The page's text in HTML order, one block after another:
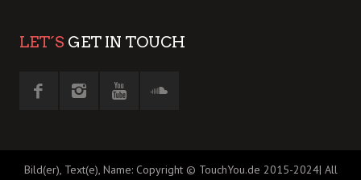
LET´S GET IN TOUCH
Bild(er), Text(e), Name: Copyright © TouchYou.de 2015-2024| All